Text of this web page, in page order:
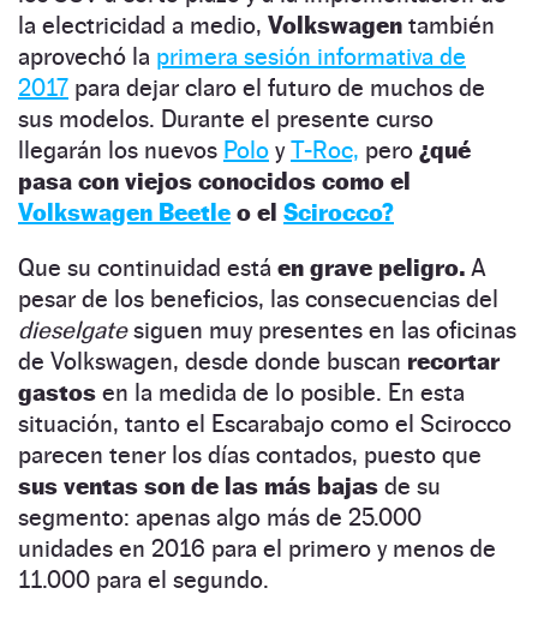
la electricidad a medio, Volkswagen también
aprovechó la primera sesión informativa de
2017 para dejar claro el futuro de muchos de
sus modelos. Durante el presente curso
llegarán los nuevos Polo yT-Roc, pero ¿qué
pasa con viejos conocidos como el
Volkswagen Beetle o el Scirocco?
Que su continuidad está en grave peligro. A
pesar de los beneficios, las consecuencias del
dieselgatesiguen muy presentes en las oficinas
de Volkswagen, desde donde buscan recortar
gastos en la medida de lo posible. En esta
situación, tanto el Escarabajo como el Scirocco
parecen tener los días contados, puesto que
sus ventas son de las más bajas de su
segmento: apenas algo más de 25.000
unidades en 2016 para el primero y menos de
11.000 para el segundo.